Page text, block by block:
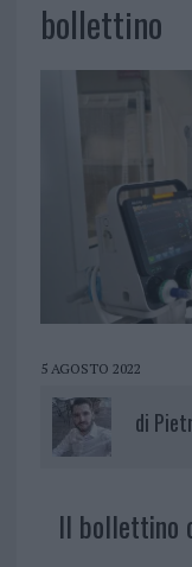
bollettino
5 AGOSTO 2022
di
Il bollettino